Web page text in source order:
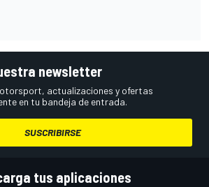
newsletter
actualizaciones y ofertas
en tu bandeja de entrada.
SUSCRIBIRSE
tus aplicaciones